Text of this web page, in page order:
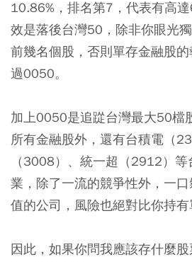
10.86%，排名第7，代表有高
效是落後台灣50，除非你眼光
前幾名個股，否則單存金融股
過0050。
加上0050是追踨台灣最大50檔
所有金融股外，還有台積電（
（3008）、統一超（2912）
業，除了一流的競爭性外，一
值的公司，風險也絕對比你持有
因此，如果你問我應該存什麼